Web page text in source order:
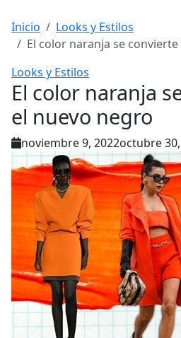
Inicio
Looks y Estilos
El color naranja se
Looks y Estilos
El color naranja
el nuevo negro
noviembre 9, 2022octubre